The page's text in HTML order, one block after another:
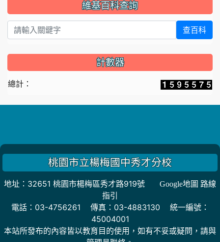
維基百科查詢
查百科
計數器
總計：
桃園市立楊梅國中秀才分校
地址：32651 桃園市楊梅區秀才路919號
Google地圖 路線
指引
電話：03-4756261 傳真：03-4883130 統一編號：
45004001
本站所發布的內容皆以教育目的使用，如有不妥或疑問，請與